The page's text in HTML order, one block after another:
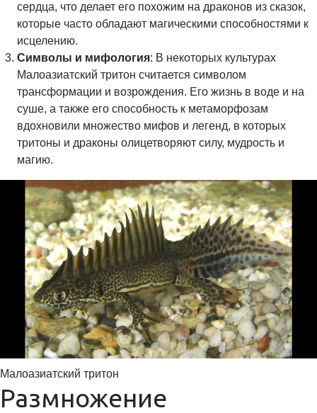
сердца, что делает его похожим на драконов из сказок,
которые часто обладают магическими способностями к
исцелению.
Символы и мифология: В некоторых культурах
Малоазиатский тритон считается символом
трансформации и возрождения. Его жизнь в воде и на
суше, а также его способность к метаморфозам
вдохновили множество мифов и легенд, в которых
тритоны и драконы олицетворяют силу, мудрость и
магию.
Малоазиатский тритон
Размножение